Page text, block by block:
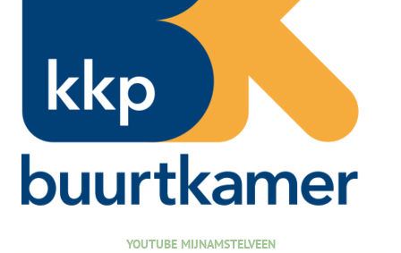
YOUTUBE MIJNAMSTELVEEN